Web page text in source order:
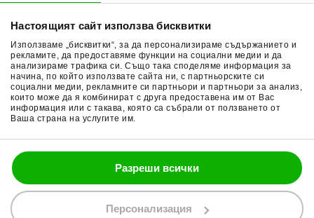
Настоящият сайт използва бисквитки
Използваме „бисквитки“, за да персонализираме съдържанието и
рекламите, да предоставяме функции на социални медии и да
анализираме трафика си. Също така споделяме информация за
начина, по който използвате сайта ни, с партньорските си
социални медии, рекламните си партньори и партньори за анализ,
които може да я комбинират с друга предоставена им от Вас
информация или с такава, която са събрали от ползването от
Ваша страна на услугите им.
Разреши всички
Персонализация
Начини плащане
Връщане на стока
Общи условия
Поверителност
Политика за бисквитки
Гуми за мотор
Очила за мотор
Раници за мотор
Ръкавици за мотор
Части за мотор
088 200 7002
shop@bobimx.com